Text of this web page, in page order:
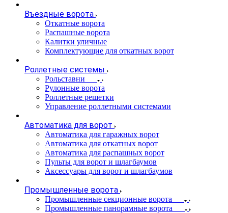
Въездные ворота
Откатные ворота
Распашные ворота
Калитки уличные
Комплектующие для откатных ворот
Роллетные системы
Рольставни
Рулонные ворота
Роллетные решетки
Управление роллетными системами
Автоматика для ворот
Автоматика для гаражных ворот
Автоматика для откатных ворот
Автоматика для распашных ворот
Пульты для ворот и шлагбаумов
Аксессуары для ворот и шлагбаумов
Промышленные ворота
Промышленные секционные ворота
Промышленные панорамные ворота